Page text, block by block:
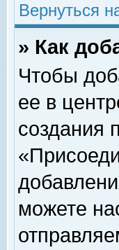
Вернуться
» Как
Чтобы
ее в
создания
можете